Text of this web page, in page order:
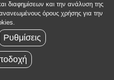
διαφημίσεων και την ανάλυση της
όρους χρήσης για την
Ρυθμίσεις